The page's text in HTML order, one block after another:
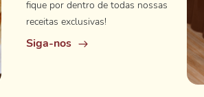
fique por dentro de todas nossas
receitas exclusivas!
Siga-nos